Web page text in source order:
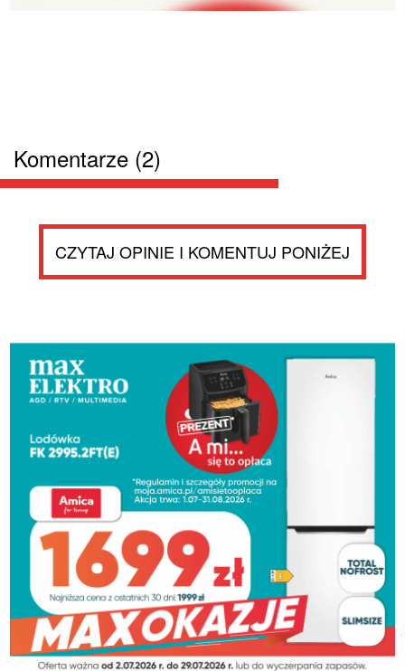
Komentarze (2)
CZYTAJ OPINIE I KOMENTUJ PONIŻEJ